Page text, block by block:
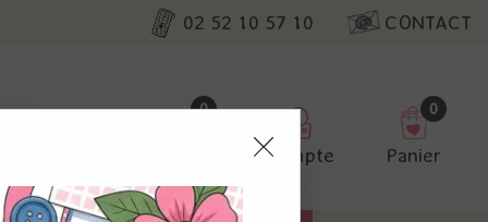
02 52 10 57 10 CONTACT
0
Compte
0
Panier